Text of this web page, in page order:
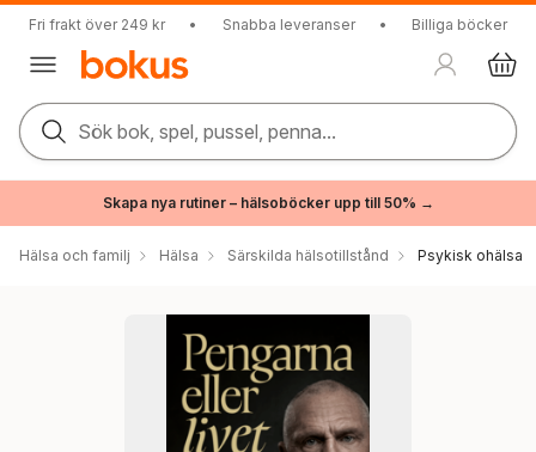
Fri frakt över 249 kr • Snabba leveranser • Billiga böcker
Sök bok, spel, pussel, penna...
Skapa nya rutiner – hälsoböcker upp till 50% →
Hälsa och familj Hälsa Särskilda hälsotillstånd Psykisk ohälsa